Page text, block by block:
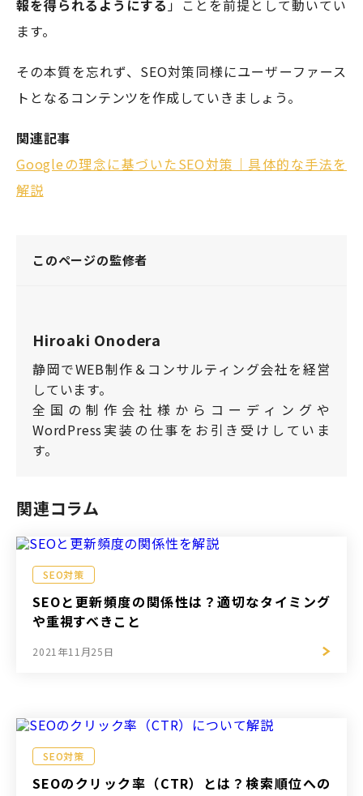
報を得られるようにする」ことを前提として動いてい
ます。
その本質を忘れず、SEO対策同様にユーザーファース
トとなるコンテンツを作成していきましょう。
関連記事
Googleの理念に基づいたSEO対策｜具体的な手法を
解説
このページの監修者
Hiroaki Onodera
静岡でWEB制作＆コンサルティング会社を経営
しています。
全国の制作会社様からコーディングや
WordPress実装の仕事をお引き受けしていま
す。
関連コラム
SEO対策
SEOと更新頻度の関係性は？適切なタイミング
や重視すべきこと
2021年11月25日
SEO対策
SEOのクリック率（CTR）とは？検索順位への